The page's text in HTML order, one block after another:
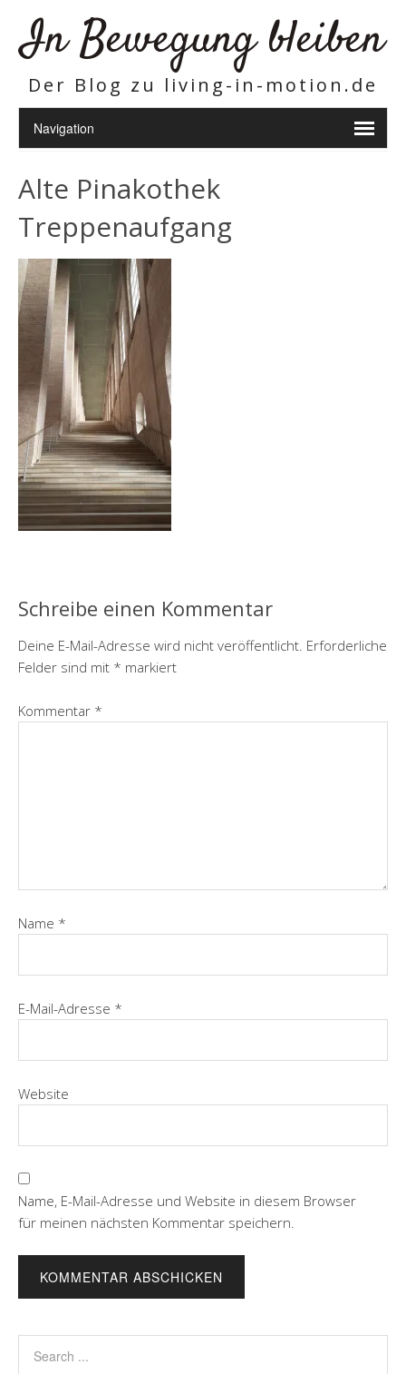
In Bewegung bleiben
Der Blog zu living-in-motion.de
Alte Pinakothek
Treppenaufgang
Schreibe einen Kommentar
Deine E-Mail-Adresse wird nicht veröffentlicht. Erforderliche
Felder sind mit * markiert
Kommentar *
Name *
E-Mail-Adresse *
Website
Name, E-Mail-Adresse und Website in diesem Browser
für meinen nächsten Kommentar speichern.